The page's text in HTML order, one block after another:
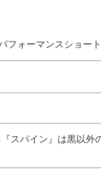
ォーマンスショー
スパイン』は黒以外